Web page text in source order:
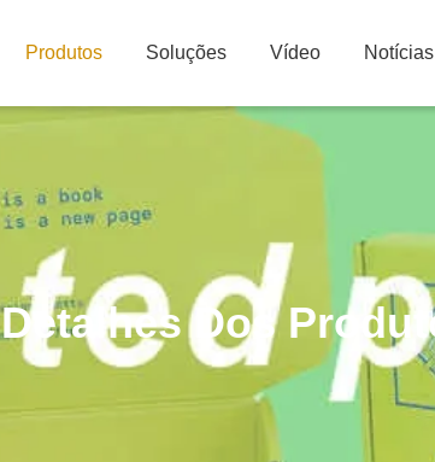
Produtos Soluções Vídeo Notícias
Detalhes Dos